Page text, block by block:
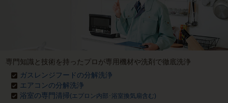
専門知識と技術を持ったプロが専用機材や洗剤で徹底洗浄
ガスレンジフードの分解洗浄
エアコンの分解洗浄
浴室の専門清掃(エプロン内部･浴室換気扇含む)